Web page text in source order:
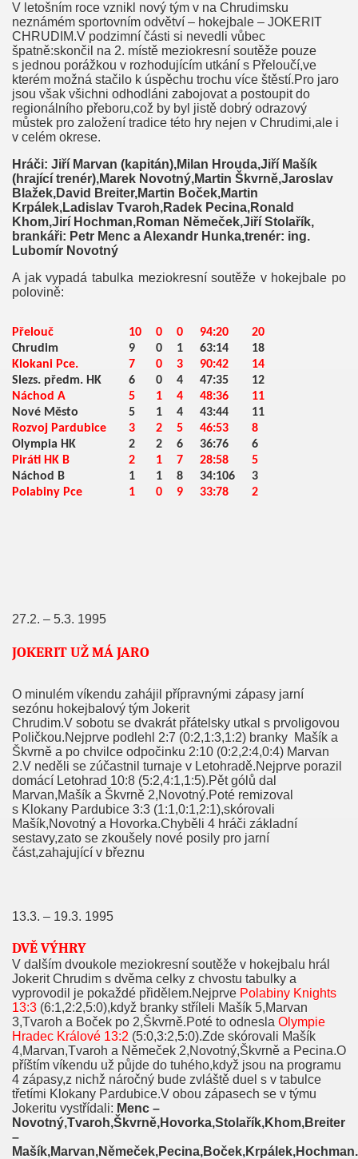
V letošním roce vznikl nový tým v na Chrudimsku
neznámém sportovním odvětví – hokejbale – JOKERIT
CHRUDIM.V podzimní části si nevedli vůbec
špatně:skončil na 2. místě meziokresní soutěže pouze
s jednou porážkou v rozhodujícím utkání s Přeloučí,ve
kterém možná stačilo k úspěchu trochu více štěstí.Pro jaro
jsou však všichni odhodláni zabojovat a postoupit do
regionálního přeboru,což by byl jistě dobrý odrazový
můstek pro založení tradice této hry nejen v Chrudimi,ale i
v celém okrese.
Hráči: Jiří Marvan (kapitán),Milan Hrouda,Jiří Mašík
(hrající trenér),Marek Novotný,Martin Škvrně,Jaroslav
Blažek,David Breiter,Martin Boček,Martin
Krpálek,Ladislav Tvaroh,Radek Pecina,Ronald
Khom,Jirí Hochman,Roman Němeček,Jiří Stolařík,
brankáři: Petr Menc a Alexandr Hunka,trenér: ing.
Lubomír Novotný
A jak vypadá tabulka meziokresní soutěže v hokejbale po
polovině:
Přelouč 10 0 0 94:20
20
Chrudim
9 0 1 63:14
18
Klokani Pce.
7 0 3 90:42
14
Slezs. předm. HK
6 0 4 47:35
12
Náchod A
5 1 4 48:36
11
Nové Město
5 1 4 43:44
11
Rozvoj Pardubice
3 2 5 46:53
8
Olympia HK
2 2 6 36:76
6
Piráti HK B
2 1 7 28:58
5
Náchod B
1 1 8 34:106
3
Polabiny Pce
1 0 9 33:78 2
27.2. – 5.3. 1995
JOKERIT UŽ MÁ JARO
O minulém víkendu zahájil přípravnými zápasy jarní
sezónu hokejbalový tým Jokerit
Chrudim.V sobotu se dvakrát přátelsky utkal s prvoligovou
Poličkou.Nejprve podlehl 2:7 (0:2,1:3,1:2) branky Mašík a
Škvrně a po chvilce odpočinku 2:10 (0:2,2:4,0:4) Marvan
2.V neděli se zúčastnil turnaje v Letohradě.Nejprve porazil
domácí Letohrad 10:8 (5:2,4:1,1:5).Pět gólů dal
Marvan,Mašík a Škvrně 2,Novotný.Poté remizoval
s Klokany Pardubice 3:3 (1:1,0:1,2:1),skórovali
Mašík,Novotný a Hovorka.Chyběli 4 hráči základní
sestavy,zato se zkoušely nové posily pro jarní
část,zahajující v březnu
13.3. – 19.3. 1995
DVĚ VÝHRY
V dalším dvoukole meziokresní soutěže v hokejbalu hrál
Jokerit Chrudim s dvěma celky z chvostu tabulky a
vyprovodil je pokaždé přidělem.Nejprve Polabiny Knights
13:3 (6:1,2:2,5:0),když branky stříleli Mašík 5,Marvan
3,Tvaroh a Boček po 2,Škvrně.Poté to odnesla Olympie
Hradec Králové 13:2 (5:0,3:2,5:0).Zde skórovali Mašík
4,Marvan,Tvaroh a Němeček 2,Novotný,Škvrně a Pecina.O
příštím víkendu už půjde do tuhého,když jsou na programu
4 zápasy,z nichž náročný bude zvláště duel s v tabulce
třetími Klokany Pardubice.V obou zápasech se v týmu
Jokeritu vystřídali: Menc –
Novotný,Tvaroh,Škvrně,Hovorka,Stolařík,Khom,Breiter
–
Mašík,Marvan,Němeček,Pecina,Boček,Krpálek,Hochman.